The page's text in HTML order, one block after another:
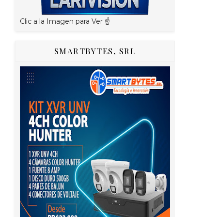
Clic a la Imagen para Ver ☝️
SMARTBYTES, SRL